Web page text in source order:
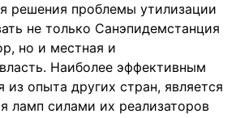
решения проблемы утилизации
не только Санэпидемстанция
но и местная и
Наиболее эффективным
опыта других стран, является
ламп силами их реализаторов